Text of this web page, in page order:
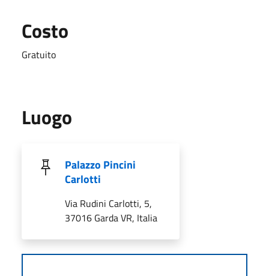
Costo
Gratuito
Luogo
Palazzo Pincini
Carlotti
Via Rudini Carlotti, 5,
37016 Garda VR, Italia